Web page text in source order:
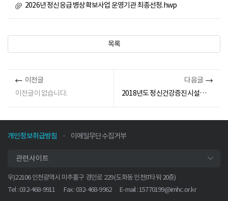
2026년 정신응급 병상확보사업 운영기관 최종선정.hwp
목록
이전글
이전글이 없습니다.
다음글
2018년도 정신건강증진시설종사자 인권교육 종합안내
개인정보취급방침 이메일무단수집거부
관련사이트
우)22106 인천광역시 미추홀구 경인로 229 (도화동 인천IT타워 20층)
Tel : 032-468-9911
Fax : 032-468-9962 E-mail :15770199@imhc.or.kr